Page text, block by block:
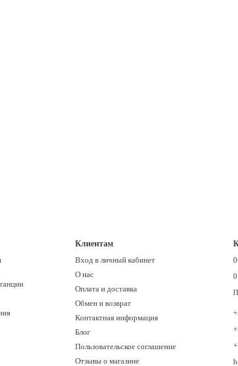
Клиентам
Вход в личный кабинет
О нас
Оплата и доставка
Обмен и возврат
Контактная информация
Блог
Пользовательское соглашение
Отзывы о магазине